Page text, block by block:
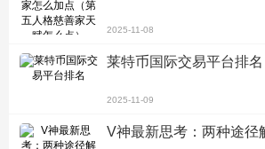
2025-11-08
莱特币国际交易平台排名
2025-11-09
V神最新思考：两种途径